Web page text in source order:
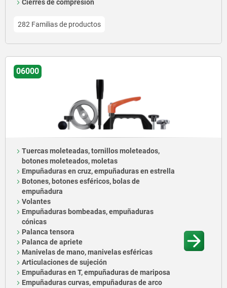
Cierres de compresión
282 Familias de productos
06000
Tuercas moleteadas, tornillos moleteados,
botones moleteados, moletas
Empuñaduras en cruz, empuñaduras en estrella
Botones, botones esféricos, bolas de
empuñadura
Volantes
Empuñaduras bombeadas, empuñaduras
cónicas
Palanca tensora
Palanca de apriete
Manivelas de mano, manivelas esféricas
Articulaciones de sujeción
Empuñaduras en T, empuñaduras de mariposa
Empuñaduras curvas, empuñaduras de arco